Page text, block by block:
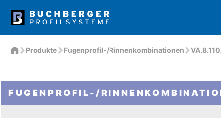
Produkte Fugenprofil-/Rinnenkombinationen
FUGENPROFIL-/